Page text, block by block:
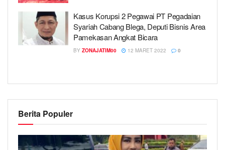
Kasus Korupsi 2 Pegawai PT Pegadaian
Syariah Cabang Blega, Deputi Bisnis Area
Pamekasan Angkat Bicara
BY ZONAJATIM00 12 MARET 2022 0
Berita Populer